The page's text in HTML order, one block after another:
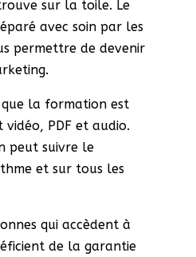
sur la toile. Le
avec soin par les
permettre de devenir
la formation est
PDF et audio.
peut suivre le
et sur tous les
qui accèdent à
de la garantie